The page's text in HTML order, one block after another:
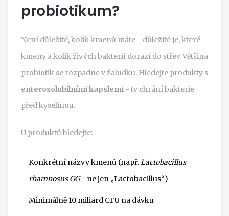
probiotikum?
Není důležité, kolik kmenů máte - důležité je, které
kmeny a kolik živých bakterií dorazí do střev. Většina
probiotik se rozpadne v žaludku. Hledejte produkty s
enterosolubilními kapslemi - ty chrání bakterie
před kyselinou.
U produktů hledejte:
Konkrétní názvy kmenů (např.Lactobacillus
rhamnosus GG- ne jen „Lactobacillus“)
Minimálně 10 miliard CFU na dávku